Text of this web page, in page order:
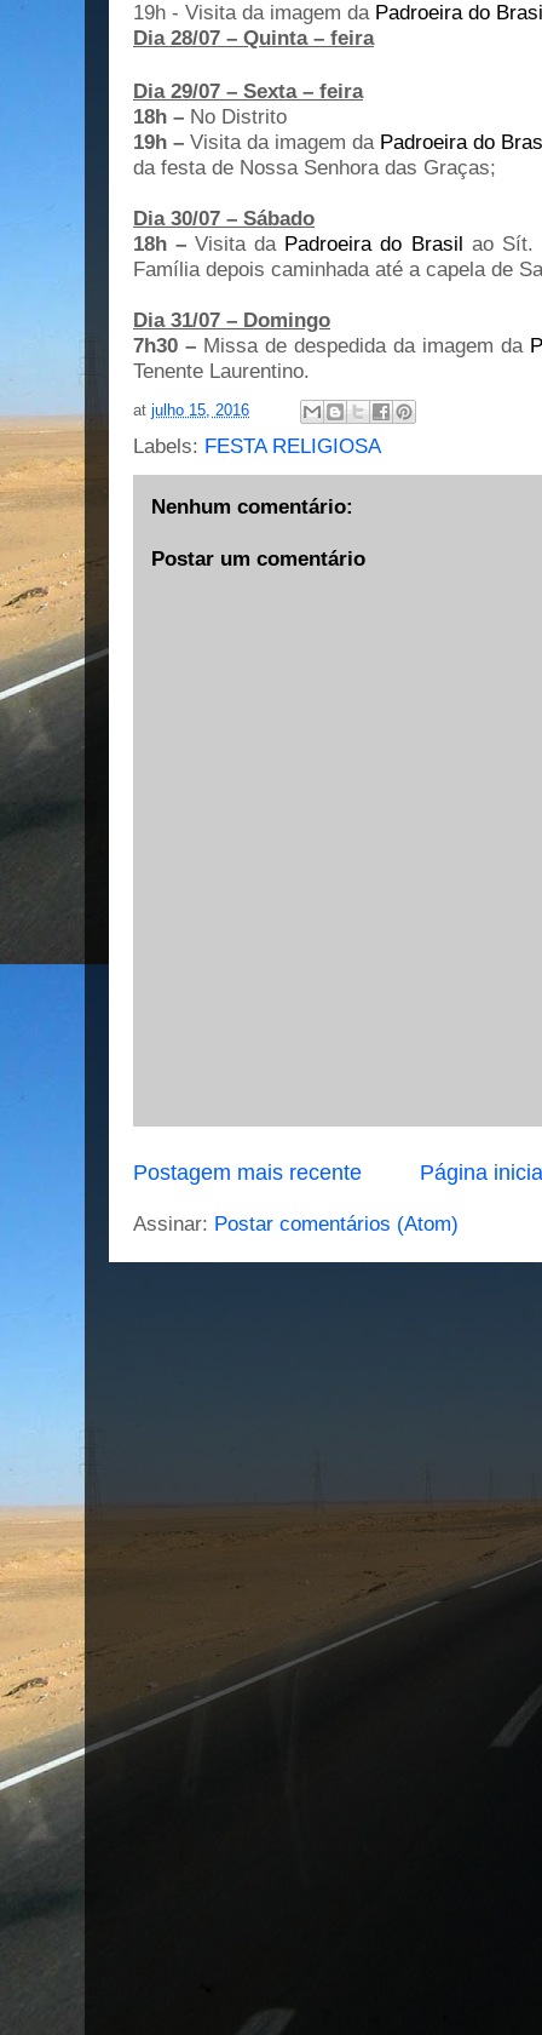
19h - Visita da imagem da Padroeira do
Dia 28/07 – Quinta – feira
Dia 29/07 – Sexta – feira
18h – No Distrito
19h – Visita da imagem da Padroeira do
da festa de Nossa Senhora das Graças;
Dia 30/07 – Sábado
18h– Visitada Padroeira do Brasil ao Sít.
Família depois caminhada até a capela de
Dia 31/07 – Domingo
7h30 – Missa de despedida da imagem da
Tenente Laurentino.
at julho 15, 2016
Labels: FESTA RELIGIOSA
Nenhum comentário:
Postar um comentário
Postagem mais recente Página
Assinar: Postar comentários (Atom)